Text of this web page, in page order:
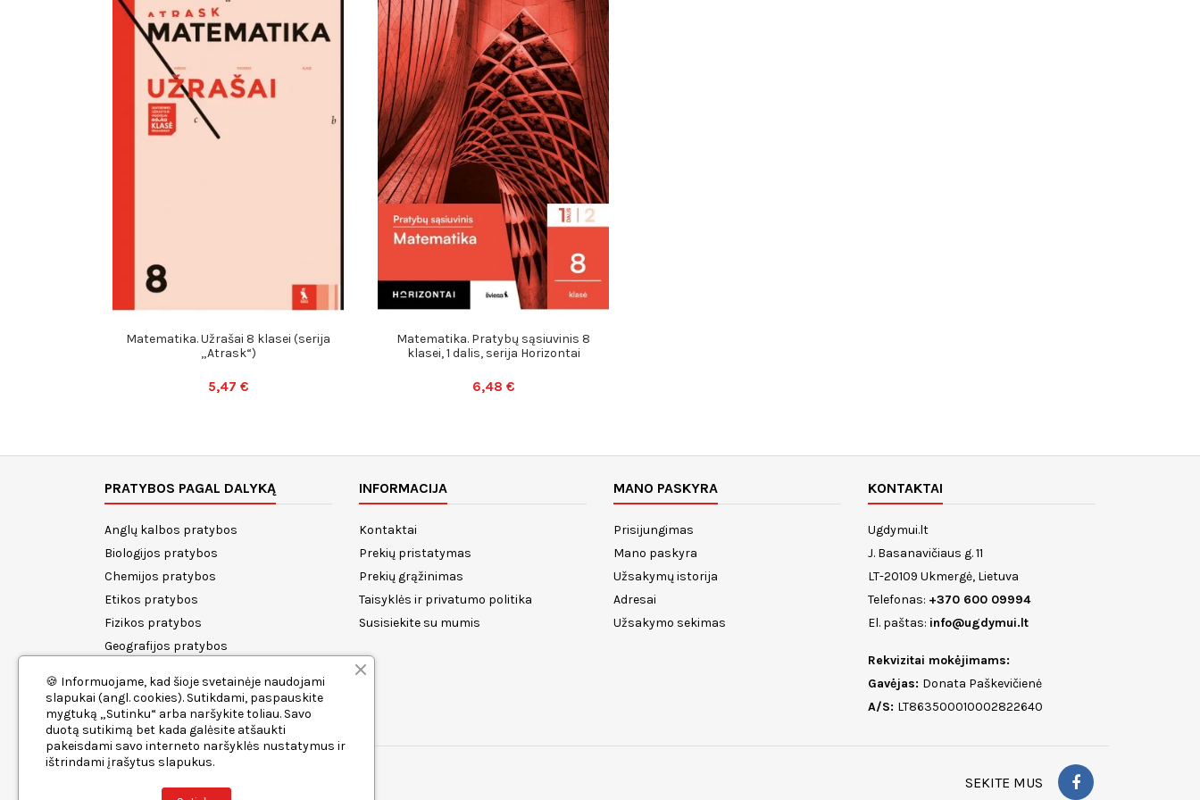
Matematika. Užrašai 8 klasei (serija
„Atrask“)
5,47 €
Matematika. Pratybų sąsiuvinis 8
klasei, 1 dalis, serija Horizontai
6,48 €
PRATYBOS PAGAL DALYKĄ
Anglų kalbos pratybos
Biologijos pratybos
Chemijos pratybos
Etikos pratybos
Fizikos pratybos
Geografijos pratybos
Lietuvių kalbos pratybos
Matematikos pratybos
INFORMACIJA
Kontaktai
Prekių pristatymas
Prekių grąžinimas
Taisyklės ir privatumo politika
Susisiekite su mumis
MANO PASKYRA
Prisijungimas
Mano paskyra
Užsakymų istorija
Adresai
Užsakymo sekimas
KONTAKTAI
Ugdymui.lt
J. Basanavičiaus g. 11
LT-20109 Ukmergė, Lietuva
Telefonas: +370 600 09994
El. paštas: info@ugdymui.lt
Rekvizitai mokėjimams:
Gavėjas: Donata Paškevičienė
A/S: LT863500010002822640
SEKITE MUS
🍪 Informuojame, kad šioje svetainėje naudojami
slapukai (angl. cookies). Sutikdami, paspauskite
mygtuką „Sutinku“ arba naršykite toliau. Savo
duotą sutikimą bet kada galėsite atšaukti
pakeisdami savo interneto naršyklės nustatymus ir
ištrindami įrašytus slapukus.